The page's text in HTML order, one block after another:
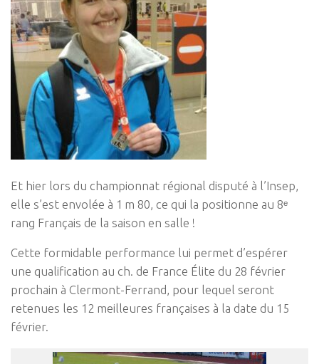
Et hier lors du championnat régional disputé à l’Insep,
elle s’est envolée à 1 m 80, ce qui la positionne au 8ᵉ
rang Français de la saison en salle !
Cette formidable performance lui permet d’espérer
une qualification au ch. de France Élite du 28 février
prochain à Clermont-Ferrand, pour lequel seront
retenues les 12 meilleures françaises à la date du 15
février.